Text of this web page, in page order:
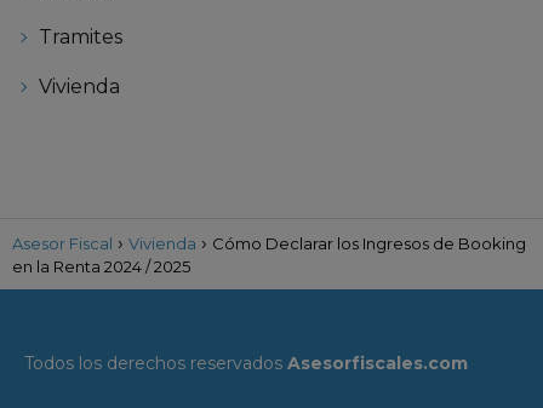
Tramites
Vivienda
Asesor Fiscal Vivienda
Cómo Declarar los Ingresos de Booking
en la Renta 2024 / 2025
Todos los derechos reservados Asesorfiscales.com